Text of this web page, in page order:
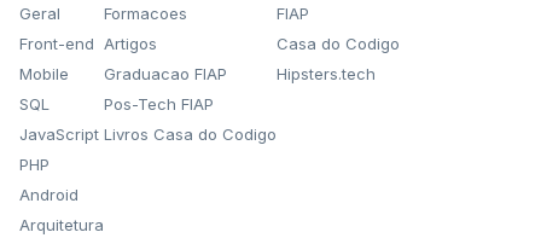
Geral
Front-end
Mobile
SQL
JavaScript
PHP
Android
Arquitetura
Formacoes
Artigos
Graduacao FIAP
Pos-Tech FIAP
Livros Casa do Codigo
FIAP
Casa do Codigo
Hipsters.tech